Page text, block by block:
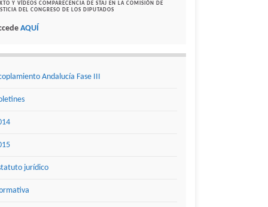
Y VÍDEOS COMPARECENCIA DE STAJ EN LA COMISIÓN DE
DEL CONGRESO DE LOS DIPUTADOS
AQUÍ
Andalucía Fase III
jurídico